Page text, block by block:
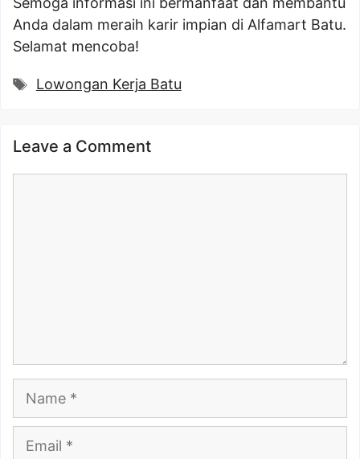
Anda dalam meraih karir impian di Alfamart Batu.
Selamat mencoba!
Tags
Lowongan Kerja Batu
Leave a Comment
Name
Email